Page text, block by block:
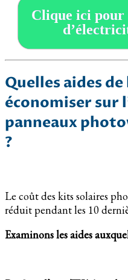
Clique ici
Quelles aides
économiser sur
panneaux
?
Le coût des kits solaires
réduit pendant les 10
Examinons les aides